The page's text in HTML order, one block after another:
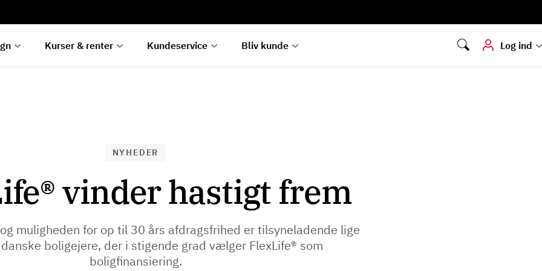
Kurser & renter Kundeservice Bliv kunde Log ind
Hvis du skal
dokumenter digitalt
NYHEDER
vinder hastigt frem
muligheden for op til 30 års afdragsfrihed er tilsyneladende lige
boligejere, der i stigende grad vælger FlexLife® som
boligfinansiering.